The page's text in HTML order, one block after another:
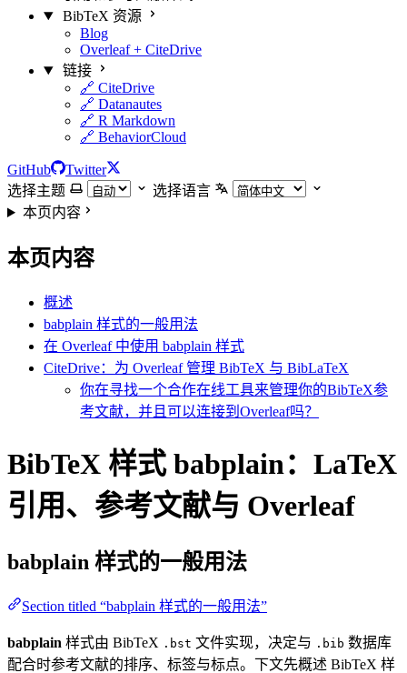
BibTeX 资源
Blog
Overleaf + CiteDrive
链接
🔗 CiteDrive
🔗 Datanautes
🔗 R Markdown
🔗 BehaviorCloud
GitHub
Twitter
选择主题
选择语言
本页内容
本页内容
概述
babplain 样式的一般用法
在 Overleaf 中使用 babplain 样式
CiteDrive：为 Overleaf 管理 BibTeX 与 BibLaTeX
你在寻找一个合作在线工具来管理你的BibTeX参
考文献，并且可以连接到Overleaf吗？
BibTeX 样式 babplain：LaTeX
引用、参考文献与 Overleaf
babplain 样式的一般用法
Section titled “babplain 样式的一般用法”
babplain 样式由 BibTeX .bst 文件实现，决定与 .bib 数据库
配合时参考文献的排序、标签与标点。下文先概述 BibTeX 样